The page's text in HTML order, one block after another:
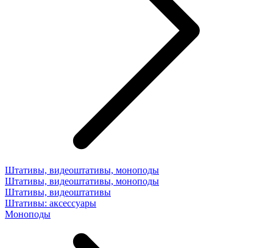
Штативы, видеоштативы, моноподы
Штативы, видеоштативы, моноподы
Штативы, видеоштативы
Штативы: аксессуары
Моноподы